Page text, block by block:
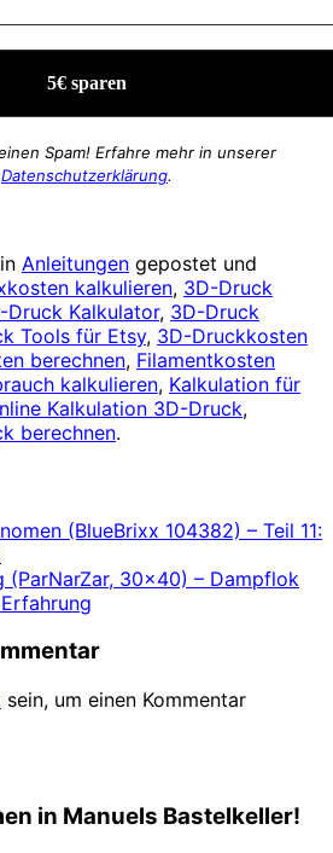
Spam! Erfahre mehr in unserer
Datenschutzerklärung.
Anleitungen gepostet und
kalkulieren, 3D-Druck
Druck Kalkulator, 3D-Druck
Tools für Etsy, 3D-Druckkosten
berechnen, Filamentkosten
kalkulieren, Kalkulation für
Kalkulation 3D-Druck,
berechnen.
(BlueBrixx 104382) – Teil 11:
(ParNarZar, 30×40) – Dampflok
sein, um einen Kommentar
in Manuels Bastelkeller!